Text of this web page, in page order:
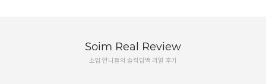
Soim Real Review
소임 언니들의 솔직담백 리얼 후기